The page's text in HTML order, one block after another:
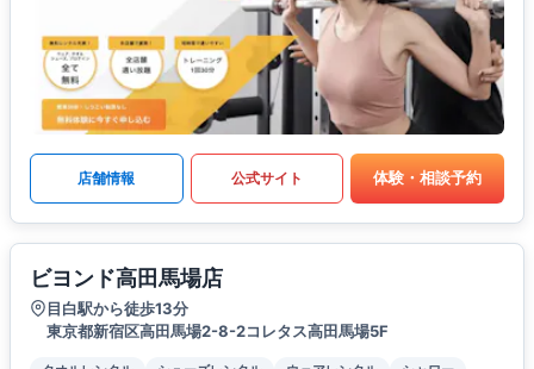
店舗情報 公式サイト 体験・相談予約
ビヨンド高田馬場店
目白駅から徒歩13分
東京都新宿区高田馬場2-8-2コレタス高田馬場5F